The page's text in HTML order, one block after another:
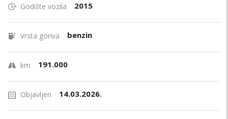
Godište vozila 2015
Vrsta goriva benzin
km 191.000
Objavljen 14.03.2026.